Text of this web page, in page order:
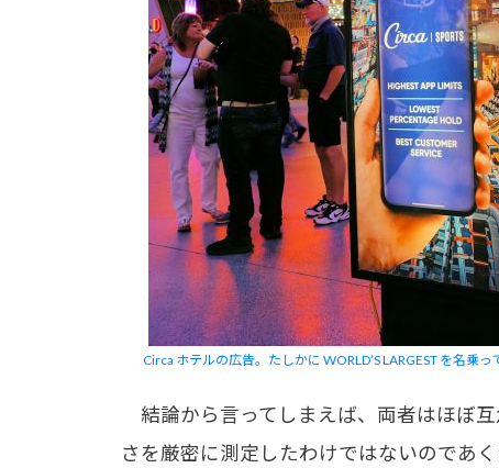
Circa ホテルの広告。たしかに WORLD’S LARGEST を名乗っ
結論から言ってしまえば、両者はほぼ互
さを厳密に測定したわけではないのであ